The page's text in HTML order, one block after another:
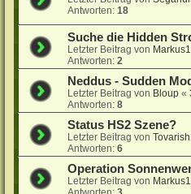
Antworten:18
Suche die Hidden
Letzter Beitrag von
Antworten:2
Neddus - Sudden Mod
Letzter Beitrag von Bloup «
Antworten:8
Status HS2 Szene?
Letzter Beitrag vonTovarish
Antworten:6
Operation
Letzter Beitrag von